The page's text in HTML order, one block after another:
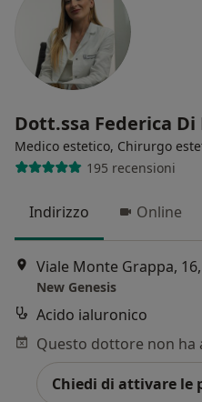
Dott.ssa Federica Di
Medico estetico, Chirurgo
195 recensioni
Indirizzo Online
Viale Monte Grappa,
New Genesis
Acido ialuronico
Chiedi di attivare le